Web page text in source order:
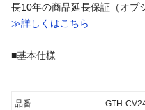
長10年の商品延長保証（オプ
≫詳しくはこちら
■基本仕様
品番 GTH-